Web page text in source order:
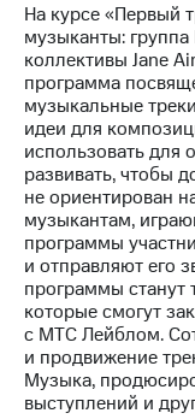
Контакты
спикера
и акционерам
секретарь
Раскрытие
ПАО
На курсе «Первый
музыканты:
коллективы Jane
программа
музыкальные
идеи для
использовать для
развивать, чтобы
не ориентирован
музыкантам,
программы
и отправляют его
программы
которые смогут
с МТС Лейблом.
и продвижение
Музыка,
выступлений и